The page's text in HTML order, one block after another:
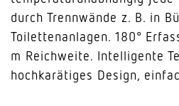
durch Trennwände z. B. in
Toilettenanlagen. 180°
m Reichweite. Intelligente
hochkarätiges Design,